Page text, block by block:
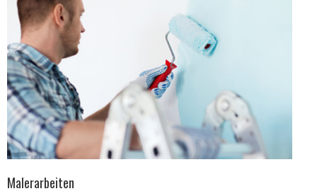
Malerarbeiten